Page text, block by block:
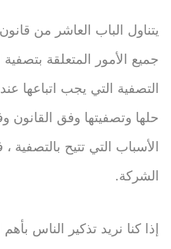
يتناول الباب العاشر من قانون
جميع الأمور المتعلقة
التصفية التي يجب اتباعها
حلها وتصفيتها وفق القانون
الأسباب التي تتيح
الشركة.
إذا كنا نريد تذكير الناس